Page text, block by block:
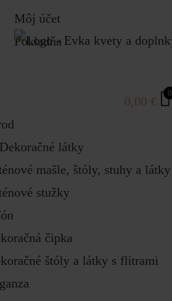
Môj účet
Pokladňa
0,00 €
0
Dekoračné látky
mašle, štóly, stuhy a látky
stužky
čipka
štóly a látky s flitrami